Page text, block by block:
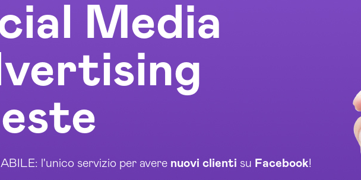
Media
l'unico servizio per avere nuovi clienti su Facebook!